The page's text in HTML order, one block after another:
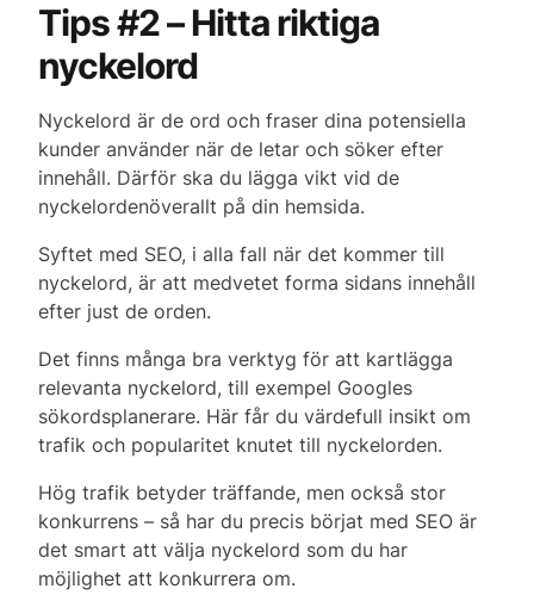
Tips #2 – Hitta riktiga
nyckelord
Nyckelord är de ord och fraser dina potensiella
kunder använder när de letar och söker efter
innehåll. Därför ska du lägga vikt vid de
nyckelordenöverallt på din hemsida.
Syftet med SEO, i alla fall när det kommer till
nyckelord, är att medvetet forma sidans innehåll
efter just de orden.
Det finns många bra verktyg för att kartlägga
relevanta nyckelord, till exempel Googles
sökordsplanerare. Här får du värdefull insikt om
trafik och popularitet knutet till nyckelorden.
Hög trafik betyder träffande, men också stor
konkurrens – så har du precis börjat med SEO är
det smart att välja nyckelord som du har
möjlighet att konkurrera om.